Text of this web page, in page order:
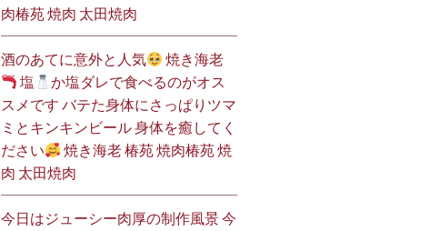
肉椿苑 焼肉 太田焼肉
酒のあてに意外と人気
焼き海老
塩
か塩ダレで食べるのがオス
スメです バテた身体にさっぱりツマ
ミとキンキンビール 身体を癒してく
ださい
焼き海老 椿苑 焼肉椿苑 焼
肉 太田焼肉
今日はジューシー肉厚の制作風景 今